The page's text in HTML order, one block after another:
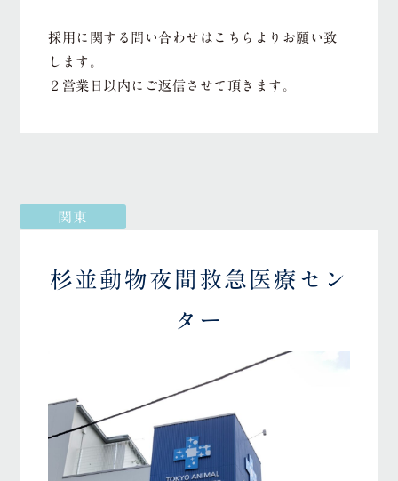
採用に関する問い合わせはこちらよりお願い致
します。
２営業日以内にご返信させて頂きます。
関東
杉並動物夜間救急医療セン
ター